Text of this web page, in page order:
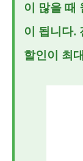
이 많을 때
이 됩니다.
할인이 최